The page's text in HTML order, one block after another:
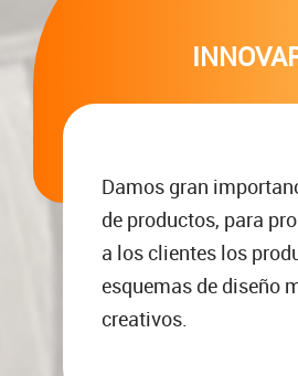
Damos gran
de productos, para
a los clientes los
esquemas de diseño
creativos.